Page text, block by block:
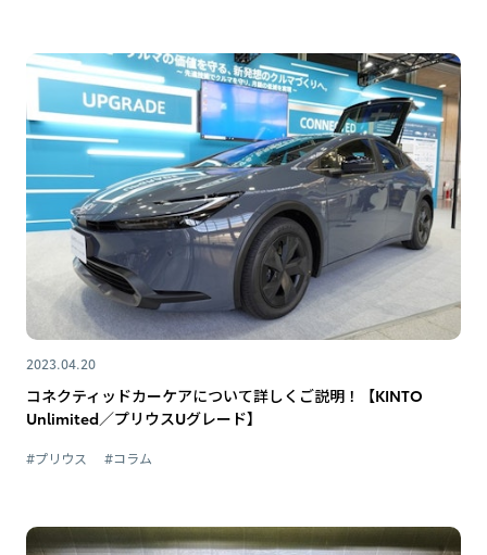
2023.04.20
コネクティッドカーケアについて詳しくご説明！【KINTO
Unlimited／プリウスUグレード】
#プリウス #コラム